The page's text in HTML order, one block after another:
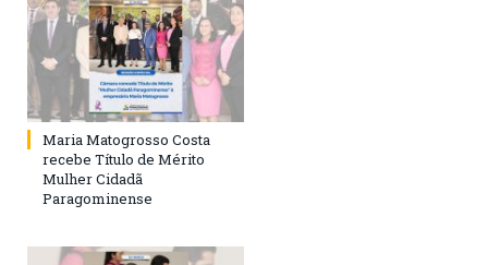
Maria Matogrosso Costa
recebe Título de Mérito
Mulher Cidadã
Paragominense